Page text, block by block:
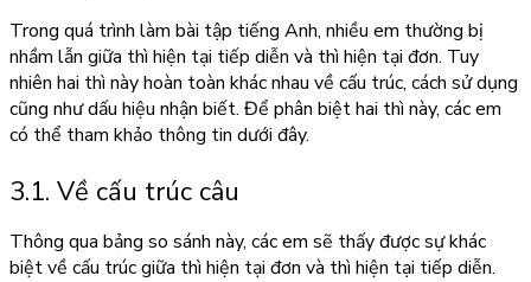
Trong quá trình làm bài tập tiếng Anh, nhiều em thường bị
nhầm lẫn giữa thì hiện tại tiếp diễn và thì hiện tại đơn. Tuy
nhiên hai thì này hoàn toàn khác nhau về cấu trúc, cách sử dụng
cũng như dấu hiệu nhận biết. Để phân biệt hai thì này, các em
có thể tham khảo thông tin dưới đây.
3.1. Về cấu trúc câu
Thông qua bảng so sánh này, các em sẽ thấy được sự khác
biệt về cấu trúc giữa thì hiện tại đơn và thì hiện tại tiếp diễn.